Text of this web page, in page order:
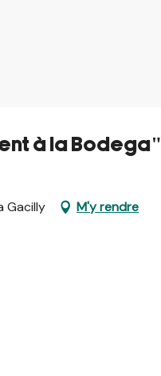
à la Bodega"
Gacilly
M'y rendre